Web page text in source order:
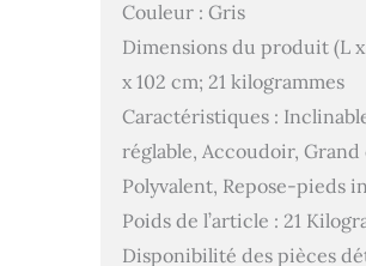
Couleur : Gris
Dimensions du produit (L x
x 102 cm; 21 kilogrammes
Caractéristiques :
réglable, Accoudoir,
Polyvalent, Repose-pieds
Poids de l’article : 21
Disponibilité des pièces